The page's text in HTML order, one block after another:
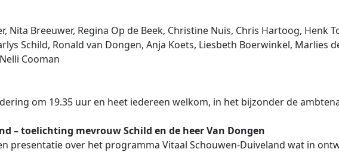
Nita Breeuwer, Regina Op de Beek, Christine Nuis, Chris Hartoog, Henk
Schild, Ronald van Dongen, Anja Koets, Liesbeth Boerwinkel, Marlies
Cooman
om 19.35 uur en heet iedereen welkom, in het bijzonder de
– toelichting mevrouw Schild en de heer Van Dongen
presentatie over het programma Vitaal Schouwen-Duiveland wat in